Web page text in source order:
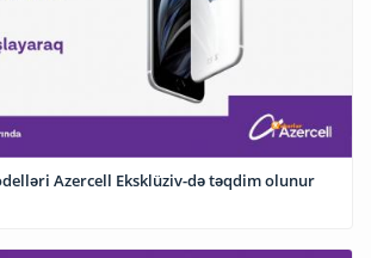
Azercell Eksklüziv-də təqdim olunur